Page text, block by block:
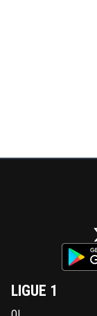
LIGUE 1